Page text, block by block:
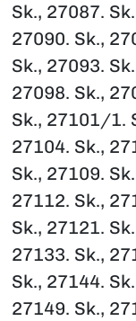
Sk., 27087.
27090. Sk.,
Sk., 27093.
27098. Sk.,
Sk., 27101/1.
27104. Sk.,
Sk., 27109.
27112. Sk.,
Sk., 27121.
27133. Sk.,
Sk., 27144.
27149. Sk.,